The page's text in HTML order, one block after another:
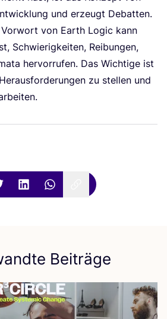
und erzeugt Debat­ten.
von Earth Logic kann
Schwie­rig­kei­ten, Rei­bun­gen,
her­vor­ru­fen. Das Wich­ti­ge ist
zu stel­len und
Beiträge